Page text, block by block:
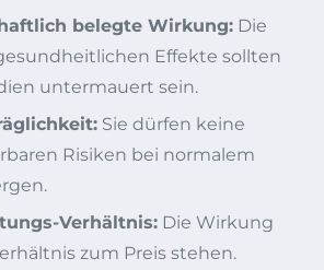
belegte Wirkung: Die
Effekte sollten
untermauert sein.
Sie dürfen keine
Risiken bei normalem
Verhältnis: Die Wirkung
zum Preis stehen.